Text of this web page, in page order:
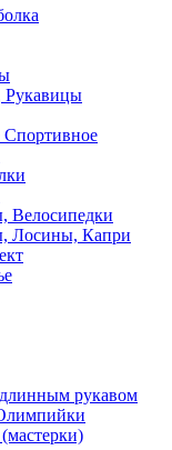
Рукавицы
Спортивное
Велосипедки
Лосины, Капри
рукавом